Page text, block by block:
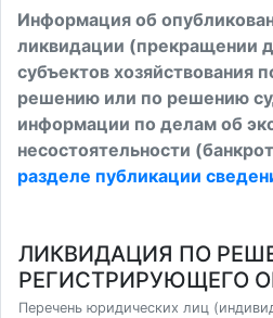
Информация об
ликвидации (прекращении
субъектов хозяйствования
решению или по решению
информации по делам об
несостоятельности
разделе публикации
ЛИКВИДАЦИЯ ПО
РЕГИСТРИРУЮЩЕГО
Перечень юридических лиц